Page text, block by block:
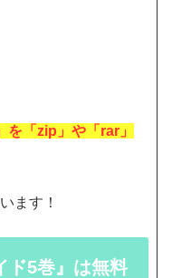
を「zip」や「rar」
ます！
ド5巻』は無料